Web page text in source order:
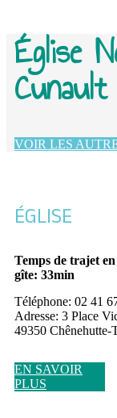
Église
Cunault
VOIR LES
ÉGLISE
Temps de trajet
gîte: 33min
Téléphone: 02 41
Adresse: 3 Place
49350 Chênehutte-
EN SAVOIR
PLUS